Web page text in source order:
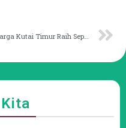
Warga Kutai Timur Raih Sepeda Motor Undian SIMPATI HOKI